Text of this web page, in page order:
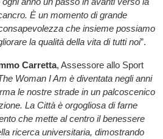
È un momento di grande
che insieme possiamo
la qualità della vita di tutti noi”.
Carretta, Assessore allo Sport
Woman I Am è diventata negli anni
le nostre strade in un palcoscenico
La Città è orgogliosa di farne
che mette al centro il benessere
ricerca universitaria, dimostrando